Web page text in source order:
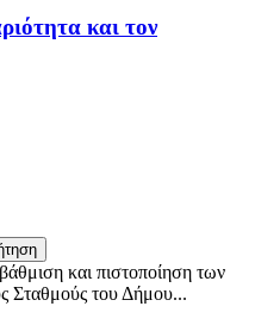
και τον
και πιστοποίηση των
Σταθμούς του Δήμου...